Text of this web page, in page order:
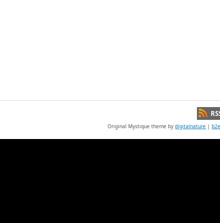
Original Mystique theme bydigitalnature |